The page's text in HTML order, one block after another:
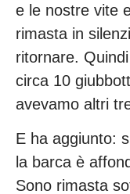
e le nostre vite
rimasta in
ritornare.
circa 10
avevamo altri
E ha aggiunto:
la barca è
Sono rimasta